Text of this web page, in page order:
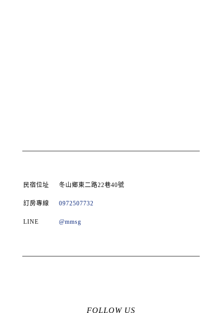
民宿位址 冬山鄉東二路22巷40號
訂房專線 0972507732
LINE @mmsg
FOLLOW US